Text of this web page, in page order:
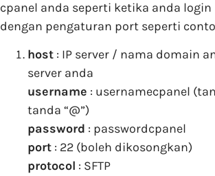
cpanel anda seperti ketika anda
dengan pengaturan port seperti
host : IP server / nama domain
server anda
username : usernamecpanel
tanda “@”)
password : passwordcpanel
port : 22 (boleh dikosongkan)
protocol : SFTP